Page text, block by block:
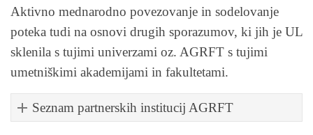
Aktivno mednarodno povezovanje in sodelovanje
poteka tudi na osnovi drugih sporazumov, ki jih je UL
sklenila s tujimi univerzami oz. AGRFT s tujimi
umetniškimi akademijami in fakultetami.
Seznam partnerskih institucij AGRFT